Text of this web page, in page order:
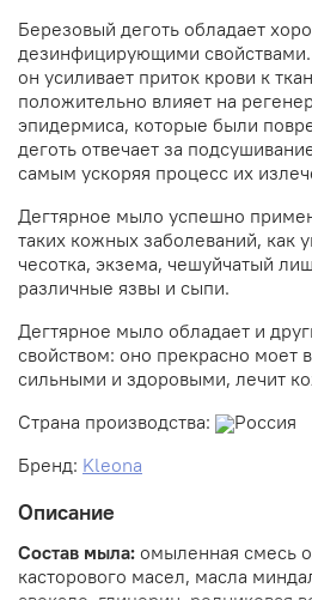
Березовый деготь обладает
дезинфицирующими
он усиливает приток крови к
положительно влияет на
эпидермиса, которые были
деготь отвечает за
самым ускоряя процесс их
Дегтярное мыло успешно
таких кожных заболеваний, как
чесотка, экзема, чешуйчатый
различные язвы и сыпи.
Дегтярное мыло обладает и
свойством: оно прекрасно моет
сильными и здоровыми, лечит
Страна производства:
Россия
Бренд: Kleona
Описание
Состав мыла: омыленная смесь
касторового масел, масла